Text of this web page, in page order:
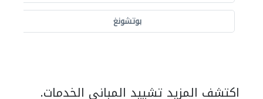
بوتشونغ
اكتشف المزيد تشييد المباني الخدمات.